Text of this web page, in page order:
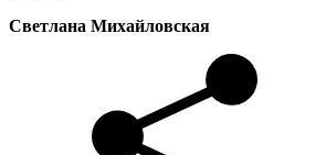
Светлана Михайловская